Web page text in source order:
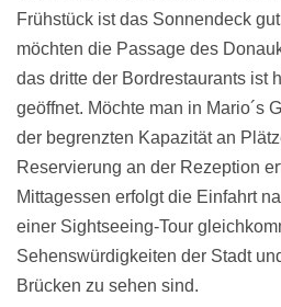
Frühstück ist das Sonnendeck
möchten die Passage des
das dritte der Bordrestaurants ist
geöffnet. Möchte man in Mario´s
der begrenzten Kapazität an
Reservierung an der Rezeption
Mittagessen erfolgt die Einfahrt
einer Sightseeing-Tour
Sehenswürdigkeiten der Stadt
Brücken zu sehen sind.